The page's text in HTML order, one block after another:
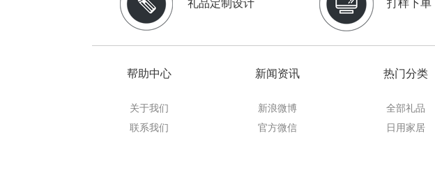
秒秒测
兰士顿 追鲸
蓄光
礼品定制设计 打样下单
帮助中心
关于我们
联系我们
新闻资讯
新浪微博
官方微信
热门分类
全部礼品
日用家居